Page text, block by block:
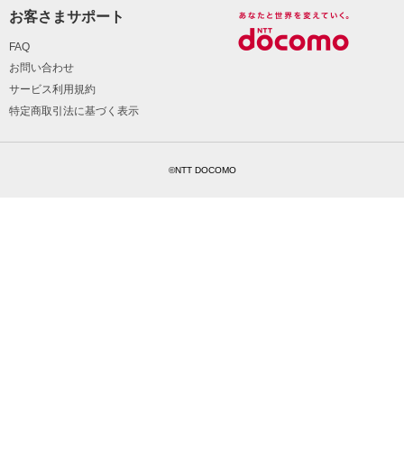
お客さまサポート
FAQ
お問い合わせ
サービス利用規約
特定商取引法に基づく表示
©NTT DOCOMO